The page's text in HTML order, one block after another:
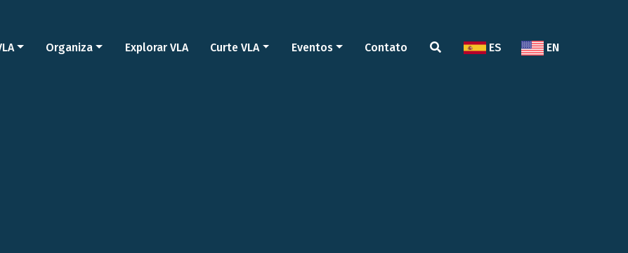
Organiza Explorar VLA Curte VLA Eventos Contato ES EN